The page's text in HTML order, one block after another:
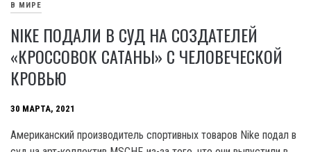
В МИРЕ
NIKE ПОДАЛИ В СУД НА СОЗДАТЕЛЕЙ
«КРОССОВОК САТАНЫ» С ЧЕЛОВЕЧЕСКОЙ
КРОВЬЮ
30 МАРТА, 2021
Американский производитель спортивных товаров Nike подал в